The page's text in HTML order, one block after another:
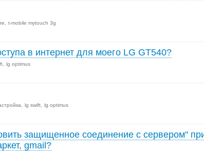
t-mobile mytouch 3g
в интернет для моего LG GT540?
lg optimus
lg swift lg optimus
защищенное соединение с сервером"
gmail?